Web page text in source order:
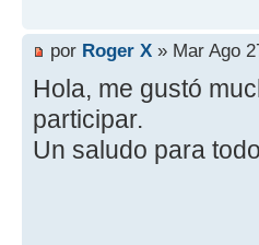
por Roger X » Mar Ago
Hola, me gustó
participar.
Un saludo para